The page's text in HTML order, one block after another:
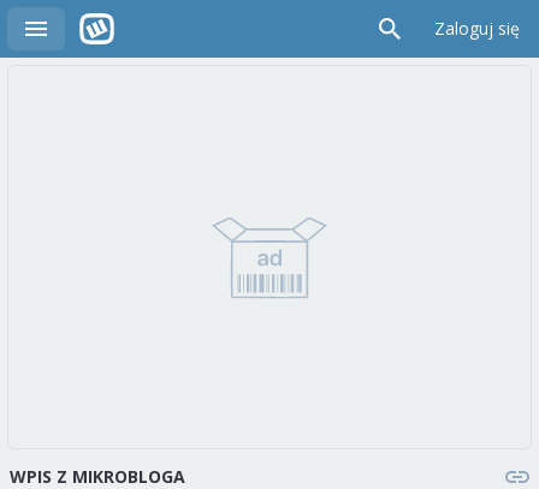
Zaloguj się
WPIS Z MIKROBLOGA